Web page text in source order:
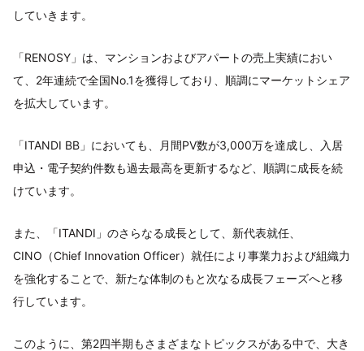
していきます。
「RENOSY」は、マンションおよびアパートの売上実績におい
て、2年連続で全国No.1を獲得しており、順調にマーケットシェア
を拡大しています。
「ITANDI BB」においても、月間PV数が3,000万を達成し、入居
申込・電子契約件数も過去最高を更新するなど、順調に成長を続
けています。
また、「ITANDI」のさらなる成長として、新代表就任、
CINO（Chief Innovation Officer）就任により事業力および組織力
を強化することで、新たな体制のもと次なる成長フェーズへと移
行しています。
このように、第2四半期もさまざまなトピックスがある中で、大き